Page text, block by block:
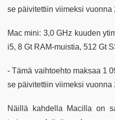
se päivitettiin viimeksi vuonna
Mac mini: 3,0 GHz kuuden
i5, 8 Gt RAM-muistia, 512 Gt
- Tämä vaihtoehto maksaa 1
se päivitettiin viimeksi vuonna
Näillä kahdella Macilla on